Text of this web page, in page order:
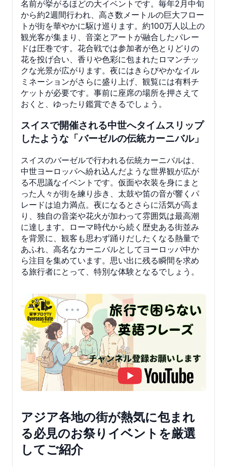
名前が挙がるほどの大イベントです。毎年2月中旬
から約2週間行われ、高さ数メートルの巨大フロー
トが街を華やかに駆け巡ります。約100万人以上の
観光客が集まり、音楽とアートが融合したパレー
ドは圧巻です。花合戦では参加者が色とりどりの
花を投げ合い、香りや色彩に包まれたロマンチッ
クな光景が広がります。夜にはきらびやかなイル
ミネーションがさらに盛り上げ、観覧には有料チ
ケットが必要です。事前に座席の場所を押さえて
おくと、ゆったり鑑賞できるでしょう。
スイスで開催される中世へタイムスリップ
したような「バーゼルの伝統カーニバル」
スイスのバーゼルで行われる伝統カーニバルは、
中世ヨーロッパへ紛れ込んだような世界観が広が
る不思議なイベントです。仮面や衣装を身にまと
った人々が街を練り歩き、太鼓や笛の音が響くパ
レードは迫力満点。夜になるとさらに活気が高ま
り、独自の音楽や花火が加わって雰囲気は最高潮
に達します。ローマ時代から続く歴史ある街並み
を背景に、観客も思わず踊りだしたくなる熱量で
あふれ、高名なカーニバルとしてヨーロッパ中か
ら注目を集めています。思い出に残る瞬間を求め
る旅行者にとって、特別な体験となるでしょう。
アジア各地の街が熱気に包まれ
る必見のお祭りイベントを厳選
してご紹介